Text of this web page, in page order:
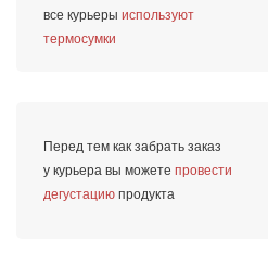
все курьеры используют
термосумки
Перед тем как забрать заказ
у курьера вы можете провести
дегустацию продукта